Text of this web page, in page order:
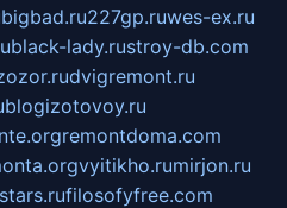
bigbad.ru227gp.ruwes-ex.ru
black-lady.rustroy-db.com
dvigremont.ru
blogizotovoy.ru
remontdoma.com
vyitikho.rumirjon.ru
filosofyfree.com